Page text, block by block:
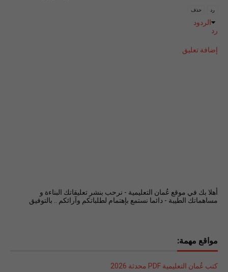
رد حذف
الردود
رد
إضافة تعليق
أهلا بك في موقع عُمان التعليمية - نرحب بنشر تعليقاتك البناءة و
مساهماتك الطيبة - دائما نستمع بإهتمام لطلباتكم وآرائكم .. بالتوفيق
مواقع مهمة:
كتب عُمان التعليمية PDF محدثة 2026